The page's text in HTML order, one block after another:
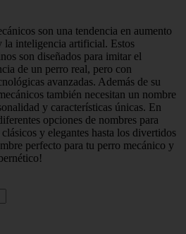
son una tendencia en aumento
la inteligencia artificial. Estos
son diseñados para imitar el
de un perro real, pero con
avanzadas. Además de su
también necesitan un nombre
y características únicas. En
opciones de nombres para
y elegantes hasta los divertidos
perfecto para tu perro mecánico y